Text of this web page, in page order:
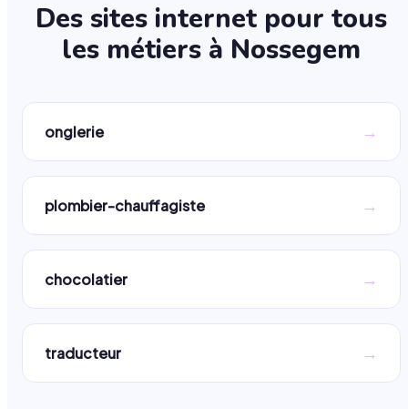
Des sites internet pour tous
les métiers à Nossegem
onglerie →
plombier-chauffagiste →
chocolatier →
traducteur →